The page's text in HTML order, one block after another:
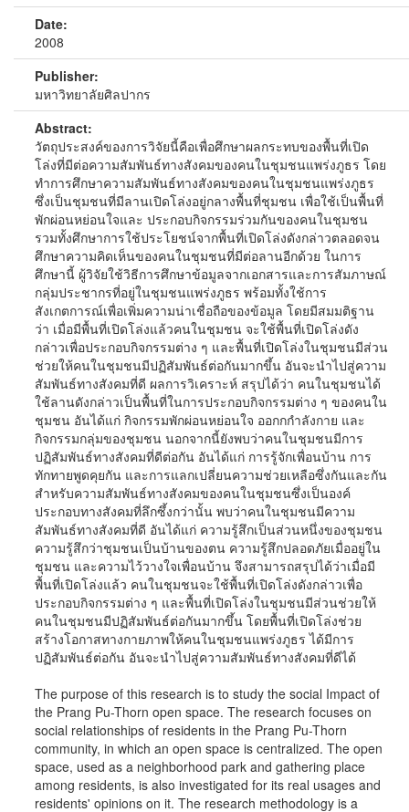
Date:
2008
Publisher:
มหาวิทยาลัยศิลปากร
Abstract:
วัตถุประสงค์ของการวิจัยนี้คือเพื่อศึกษาผลกระทบของพื้นที่เปิด
โล่งที่มีต่อความสัมพันธ์ทางสังคมของคนในชุมชนแพร่งภูธร โดย
ทำการศึกษาความสัมพันธ์ทางสังคมของคนในชุมชนแพร่งภูธร
ซึ่งเป็นชุมชนที่มีลานเปิดโล่งอยู่กลางพื้นที่ชุมชน เพื่อใช้เป็นพื้นที่
พักผ่อนหย่อนใจและ ประกอบกิจกรรมร่วมกันของคนในชุมชน
รวมทั้งศึกษาการใช้ประโยชน์จากพื้นที่เปิดโล่งดังกล่าวตลอดจน
ศึกษาความคิดเห็นของคนในชุมชนที่มีต่อลานอีกด้วย ในการ
ศึกษานี้ ผู้วิจัยใช้วิธีการศึกษาข้อมูลจากเอกสารและการสัมภาษณ์
กลุ่มประชากรที่อยู่ในชุมชนแพร่งภูธร พร้อมทั้งใช้การ
สังเกตการณ์เพื่อเพิ่มความน่าเชื่อถือของข้อมูล โดยมีสมมติฐาน
ว่า เมื่อมีพื้นที่เปิดโล่งแล้วคนในชุมชน จะใช้พื้นที่เปิดโล่งดัง
กล่าวเพื่อประกอบกิจกรรมต่าง ๆ และพื้นที่เปิดโล่งในชุมชนมีส่วน
ช่วยให้คนในชุมชนมีปฏิสัมพันธ์ต่อกันมากขึ้น อันจะนำไปสู่ความ
สัมพันธ์ทางสังคมที่ดี ผลการวิเคราะห์ สรุปได้ว่า คนในชุมชนได้
ใช้ลานดังกล่าวเป็นพื้นที่ในการประกอบกิจกรรมต่าง ๆ ของคนใน
ชุมชน อันได้แก่ กิจกรรมพักผ่อนหย่อนใจ ออกกกำลังกาย และ
กิจกรรมกลุ่มของชุมชน นอกจากนี้ยังพบว่าคนในชุมชนมีการ
ปฏิสัมพันธ์ทางสังคมที่ดีต่อกัน อันได้แก่ การรู้จักเพื่อนบ้าน การ
ทักทายพูดคุยกัน และการแลกเปลี่ยนความช่วยเหลือซึ่งกันและกัน
สำหรับความสัมพันธ์ทางสังคมของคนในชุมชนซึ่งเป็นองค์
ประกอบทางสังคมที่ลึกซึ้งกว่านั้น พบว่าคนในชุมชนมีความ
สัมพันธ์ทางสังคมที่ดี อันได้แก่ ความรู้สึกเป็นส่วนหนึ่งของชุมชน
ความรู้สึกว่าชุมชนเป็นบ้านของตน ความรู้สึกปลอดภัยเมื่ออยู่ใน
ชุมชน และความไว้วางใจเพื่อนบ้าน จึงสามารถสรุปได้ว่าเมื่อมี
พื้นที่เปิดโล่งแล้ว คนในชุมชนจะใช้พื้นที่เปิดโล่งดังกล่าวเพื่อ
ประกอบกิจกรรมต่าง ๆ และพื้นที่เปิดโล่งในชุมชนมีส่วนช่วยให้
คนในชุมชนมีปฏิสัมพันธ์ต่อกันมากขึ้น โดยพื้นที่เปิดโล่งช่วย
สร้างโอกาสทางกายภาพให้คนในชุมชนแพร่งภูธร ได้มีการ
ปฏิสัมพันธ์ต่อกัน อันจะนำไปสู่ความสัมพันธ์ทางสังคมที่ดีได้
The purpose of this research is to study the social Impact of
the Prang Pu-Thorn open space. The research focuses on
social relationships of residents in the Prang Pu-Thorn
community, in which an open space is centralized. The open
space, used as a neighborhood park and gathering place
among residents, is also investigated for its real usages and
residents' opinions on it. The research methodology is a